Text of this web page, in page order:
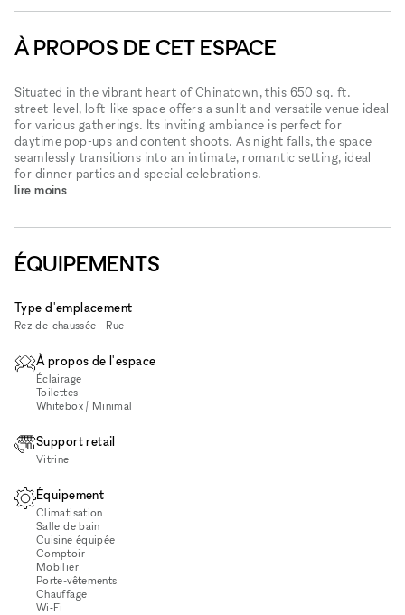
À PROPOS DE CET ESPACE
Situated in the vibrant heart of Chinatown, this 650 sq. ft.
street-level, loft-like space offers a sunlit and versatile venue ideal
for various gatherings. Its inviting ambiance is perfect for
daytime pop-ups and content shoots. As night falls, the space
seamlessly transitions into an intimate, romantic setting, ideal
for dinner parties and special celebrations.
lire moins
ÉQUIPEMENTS
Type d'emplacement
Rez-de-chaussée - Rue
À propos de l'espace
Éclairage
Toilettes
Whitebox / Minimal
Support retail
Vitrine
Équipement
Climatisation
Salle de bain
Cuisine équipée
Comptoir
Mobilier
Porte-vêtements
Chauffage
Wi‑Fi